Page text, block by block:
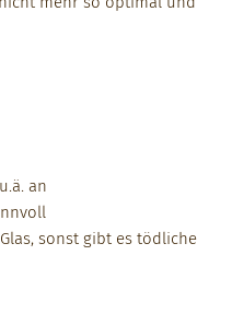
an
son­st gibt es tödliche